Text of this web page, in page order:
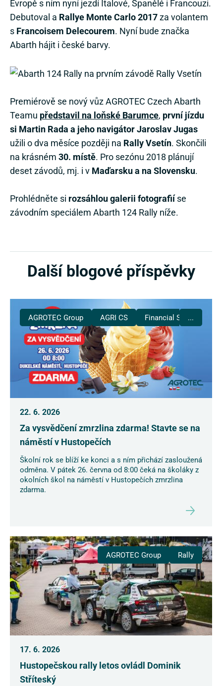
Evropě s ním nyní jezdí Italové, Španělé i Francouzi.
Debutoval a Rallye Monte Carlo 2017za volantem
s Francoisem Delecourem. Nyní bude značka
Abarth hájit i české barvy.
Premiérově se nový vůz AGROTEC Czech Abarth
Teamu představil na loňské Barumce, první jízdu
si Martin Rada a jeho navigátor Jaroslav Jugas
užili o dva měsíce později na Rally Vsetín. Skončili
na krásném 30. místě. Pro sezónu 2018 plánují
deset závodů, mj. i v Maďarsku a na Slovensku.
Prohlédněte si rozsáhlou galerii fotografiíse
závodním speciálem Abarth 124 Rally níže.
Další blogové příspěvky
AGROTEC Group AGRI CS Financial Services
...
22. 6. 2026
Za vysvědčení zmrzlina zdarma! Stavte se na
náměstí v Hustopečích
Školní rok se blíží ke konci a s ním přichází zasloužená
odměna. V pátek 26. června od 8:00 čeká na školáky z
okolních škol na náměstí v Hustopečích zmrzlina
zdarma.
AGROTEC Group Rally
17. 6. 2026
Hustopečskou rally letos ovládl Dominik
Stříteský